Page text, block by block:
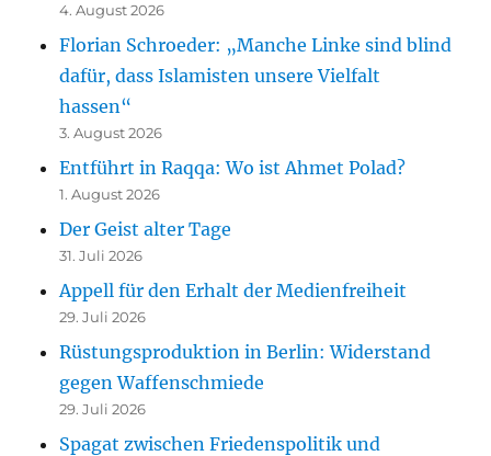
4. August 2026
Florian Schroeder: „Manche Linke sind blind
dafür, dass Islamisten unsere Vielfalt
hassen“
3. August 2026
Entführt in Raqqa: Wo ist Ahmet Polad?
1. August 2026
Der Geist alter Tage
31. Juli 2026
Appell für den Erhalt der Medienfreiheit
29. Juli 2026
Rüstungsproduktion in Berlin: Widerstand
gegen Waffenschmiede
29. Juli 2026
Spagat zwischen Friedenspolitik und